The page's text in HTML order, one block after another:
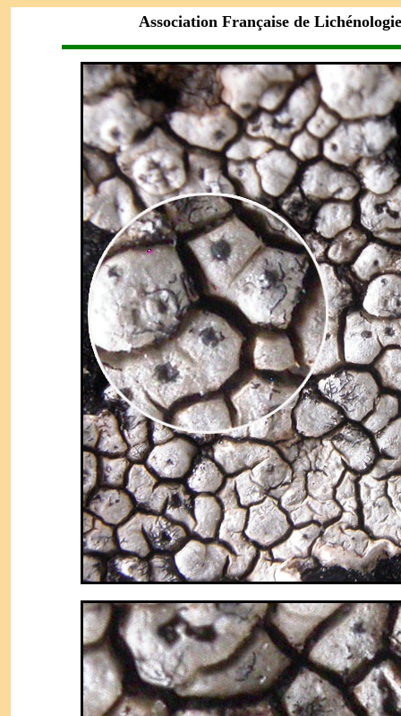
Association Française de Lichénologie